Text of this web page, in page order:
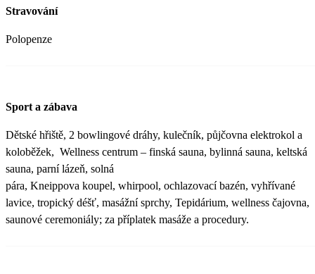
Stravování
Polopenze
Sport a zábava
Dětské hřiště, 2 bowlingové dráhy, kulečník, půjčovna elektrokol a
koloběžek, Wellness centrum – finská sauna, bylinná sauna, keltská
sauna, parní lázeň, solná
pára, Kneippova koupel, whirpool, ochlazovací bazén, vyhřívané
lavice, tropický déšť, masážní sprchy, Tepidárium, wellness čajovna,
saunové ceremoniály; za příplatek masáže a procedury.